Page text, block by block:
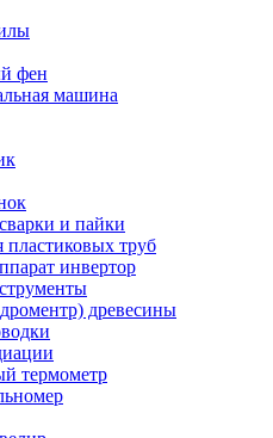
фен
машина
и пайки
пластиковых труб
инвертор
древесины
термометр